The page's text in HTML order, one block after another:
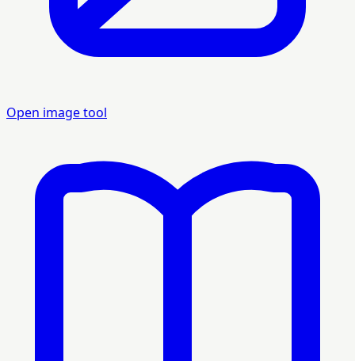
Open image tool